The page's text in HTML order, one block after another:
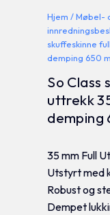
Hjem /Møbel-
skuffeskinne
demping 650
So Class
uttrekk
demping
35 mm Full
Utstyrt med
Robust og
Dempet